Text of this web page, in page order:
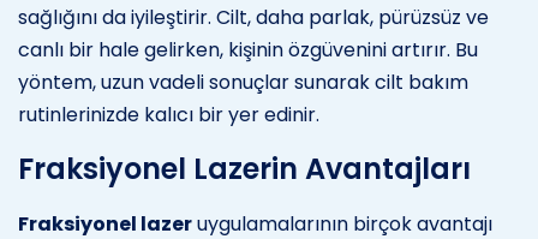
sağlığını da iyileştirir. Cilt, daha parlak, pürüzsüz ve
canlı bir hale gelirken, kişinin özgüvenini artırır. Bu
yöntem, uzun vadeli sonuçlar sunarak cilt bakım
rutinlerinizde kalıcı bir yer edinir.
Fraksiyonel Lazerin Avantajları
Fraksiyonel lazeruygulamalarının birçok avantajı